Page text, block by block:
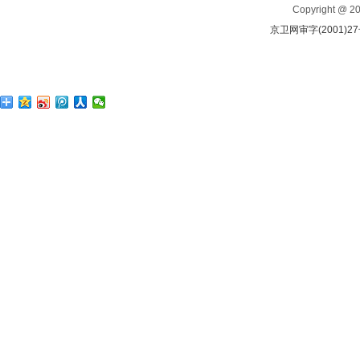
Copyright @
京卫网审字(2001)27